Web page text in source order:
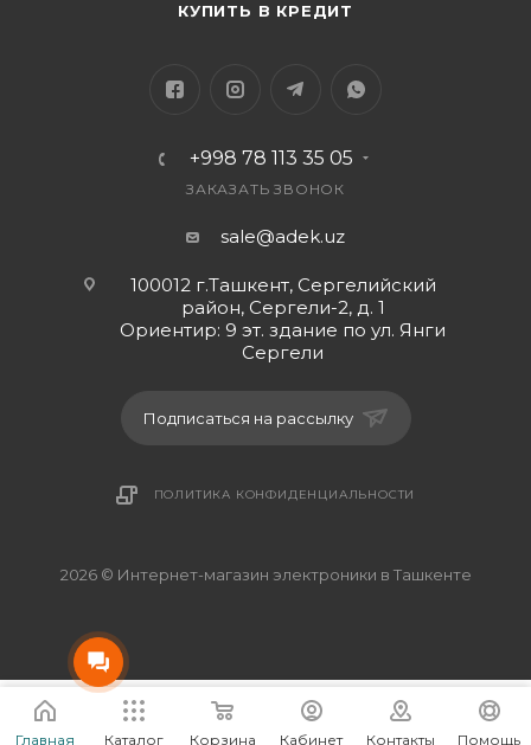
КУПИТЬ В КРЕДИТ
+998 78 113 35 05
ЗАКАЗАТЬ ЗВОНОК
sale@adek.uz
100012 г.Ташкент, Сергелийский
район, Сергели-2, д. 1
Ориентир: 9 эт. здание по ул. Янги
Сергели
Подписаться на рассылку
ПОЛИТИКА КОНФИДЕНЦИАЛЬНОСТИ
2026 © Интернет-магазин электроники в Ташкенте
Главная Каталог Корзина Кабинет Контакты Помощь